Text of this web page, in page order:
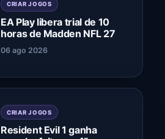
CRIAR JOGOS
EA Play libera trial de 10
horas de Madden NFL 27
06 ago 2026
CRIAR JOGOS
Resident Evil 1 ganha